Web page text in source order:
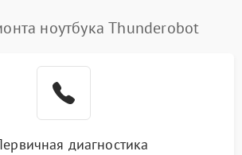
2500 ₽ Подробнее →
2000 ₽
ноутбука Thunderobot
диагностика